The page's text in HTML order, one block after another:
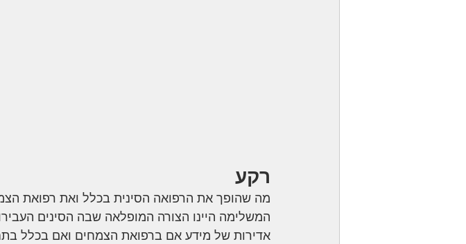
רקע
מה שהופך את הרפואה הסינית בכלל ואת רפואת
המשלימה היינו הצורה המופלאה שבה הסינים
אדירות של מידע אם ברפואת הצמחים ואם בכלל